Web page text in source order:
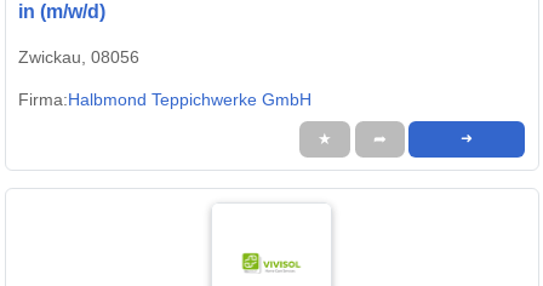
in (m/w/d)
Zwickau, 08056
Firma:Halbmond Teppichwerke GmbH
★ ➦ ➜